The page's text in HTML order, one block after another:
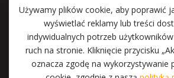
Anna Wyka
Katarzyna Witkowska